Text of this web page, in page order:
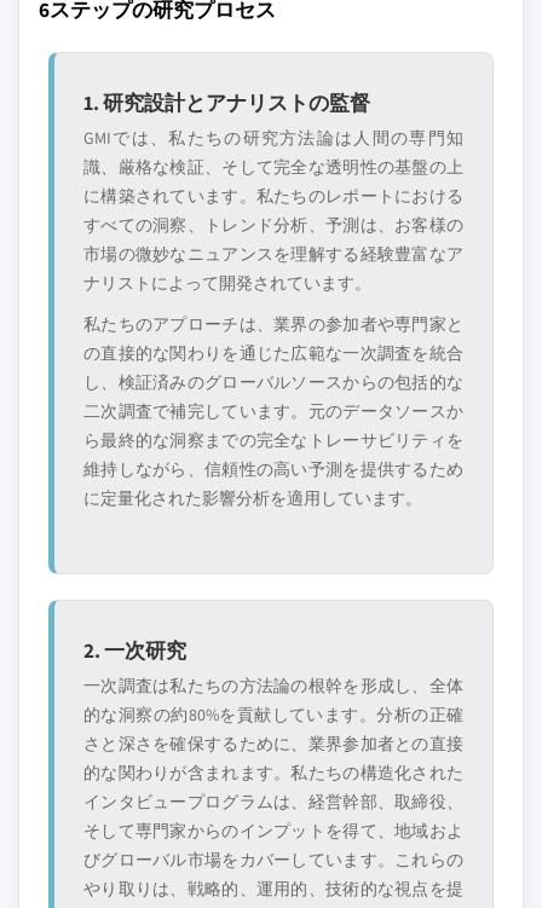
6ステップの研究プロセス
1. 研究設計とアナリストの監督
GMIでは、私たちの研究方法論は人間の専門知
識、厳格な検証、そして完全な透明性の基盤の上
に構築されています。私たちのレポートにおける
すべての洞察、トレンド分析、予測は、お客様の
市場の微妙なニュアンスを理解する経験豊富なア
ナリストによって開発されています。
私たちのアプローチは、業界の参加者や専門家と
の直接的な関わりを通じた広範な一次調査を統合
し、検証済みのグローバルソースからの包括的な
二次調査で補完しています。元のデータソースか
ら最終的な洞察までの完全なトレーサビリティを
維持しながら、信頼性の高い予測を提供するため
に定量化された影響分析を適用しています。
2. 一次研究
一次調査は私たちの方法論の根幹を形成し、全体
的な洞察の約80%を貢献しています。分析の正確
さと深さを確保するために、業界参加者との直接
的な関わりが含まれます。私たちの構造化された
インタビュープログラムは、経営幹部、取締役、
そして専門家からのインプットを得て、地域およ
びグローバル市場をカバーしています。これらの
やり取りは、戦略的、運用的、技術的な視点を提